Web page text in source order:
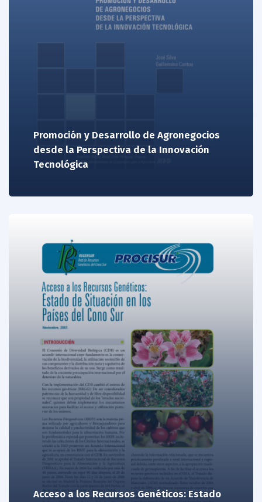
Promoción y Desarrollo de Agronegocios
desde la Perspectiva de la Innovación
Tecnológica
Acceso a los Recursos Genéticos: Estado